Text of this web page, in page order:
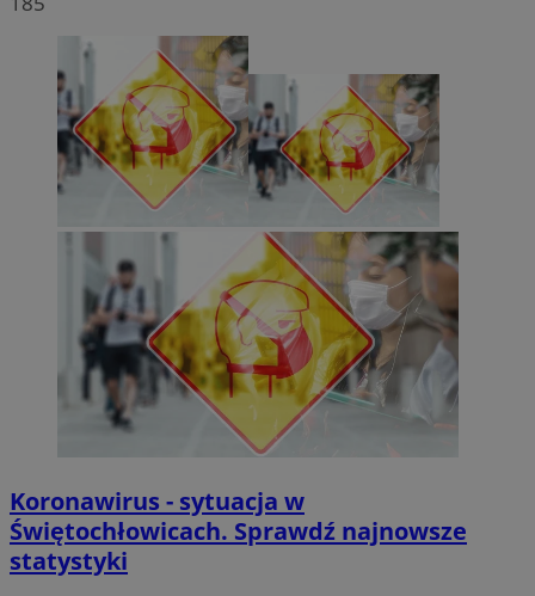
Koronawirus - sytuacja w
Świętochłowicach. Sprawdź najnowsze
statystyki